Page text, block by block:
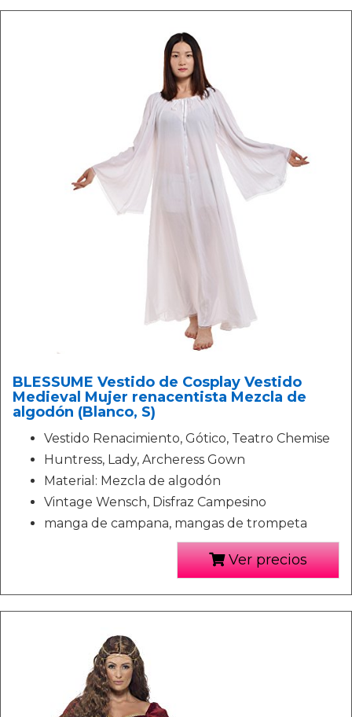
BLESSUME Vestido de Cosplay Vestido
Medieval Mujer renacentista Mezcla de
algodón (Blanco, S)
Vestido Renacimiento, Gótico, Teatro Chemise
Huntress, Lady, Archeress Gown
Material: Mezcla de algodón
Vintage Wensch, Disfraz Campesino
manga de campana, mangas de trompeta
Ver precios